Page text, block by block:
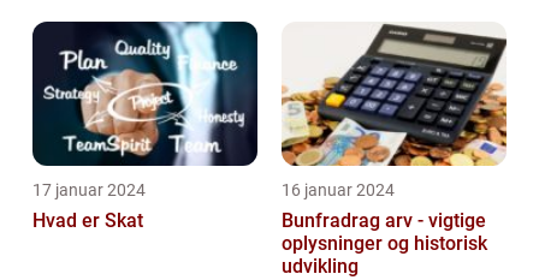
17 januar 2024
Hvad er Skat
16 januar 2024
Bunfradrag arv - vigtige
oplysninger og historisk
udvikling